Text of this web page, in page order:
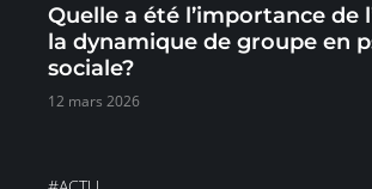
Quelle a été l’importance de
la dynamique de groupe en
sociale?
12 mars 2026